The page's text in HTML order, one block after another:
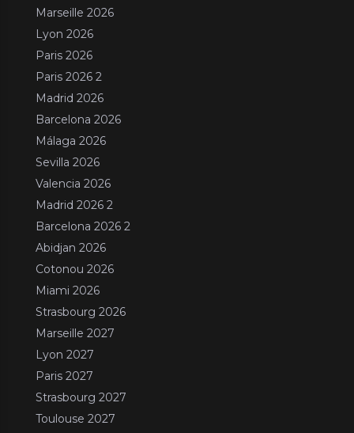
Marseille 2026
Lyon 2026
Paris 2026
Paris 2026 2
Madrid 2026
Barcelona 2026
Málaga 2026
Sevilla 2026
Valencia 2026
Madrid 2026 2
Barcelona 2026 2
Abidjan 2026
Cotonou 2026
Miami 2026
Strasbourg 2026
Marseille 2027
Lyon 2027
Paris 2027
Strasbourg 2027
Toulouse 2027